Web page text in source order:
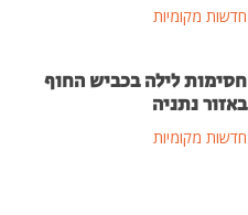
חדשות מקומיות
חסימות לילה בכביש החוף
באזור נתניה
חדשות מקומיות